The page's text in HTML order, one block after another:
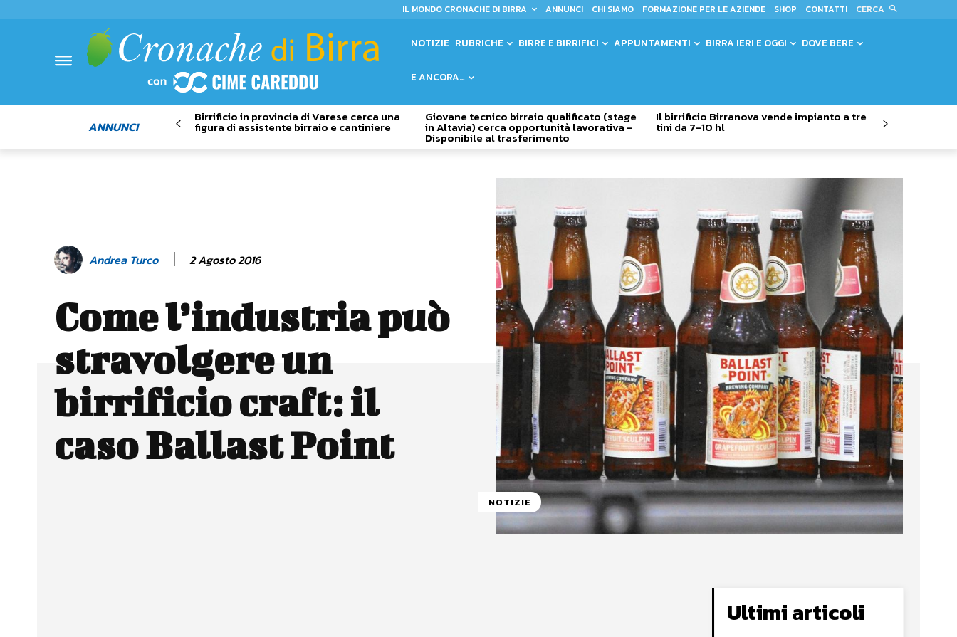
IL MONDO CRONACHE DI BIRRA ANNUNCI CHI SIAMO FORMAZIONE PER LE AZIENDE SHOP CONTATTI CERCA
NOTIZIE RUBRICHE BIRRE E BIRRIFICI APPUNTAMENTI BIRRA IERI E OGGI DOVE BERE
E ANCORA…
ANNUNCI
Birrificio in provincia di Varese cerca una
figura di assistente birraio e cantiniere
Giovane tecnico birraio qualificato (stage
in Altavia) cerca opportunità lavorativa –
Disponibile al trasferimento
Il birrificio Birranova vende impianto a tre
tini da 7-10 hl
Andrea Turco 2 Agosto 2016
Come l’industria può
stravolgere un
birrificio craft: il
caso Ballast Point
NOTIZIE
Ultimi articoli